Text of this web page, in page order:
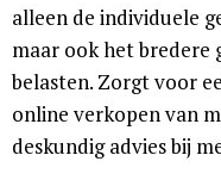
alleen de individuele
maar ook het bredere
belasten. Zorgt voor
online verkopen van
deskundig advies bij